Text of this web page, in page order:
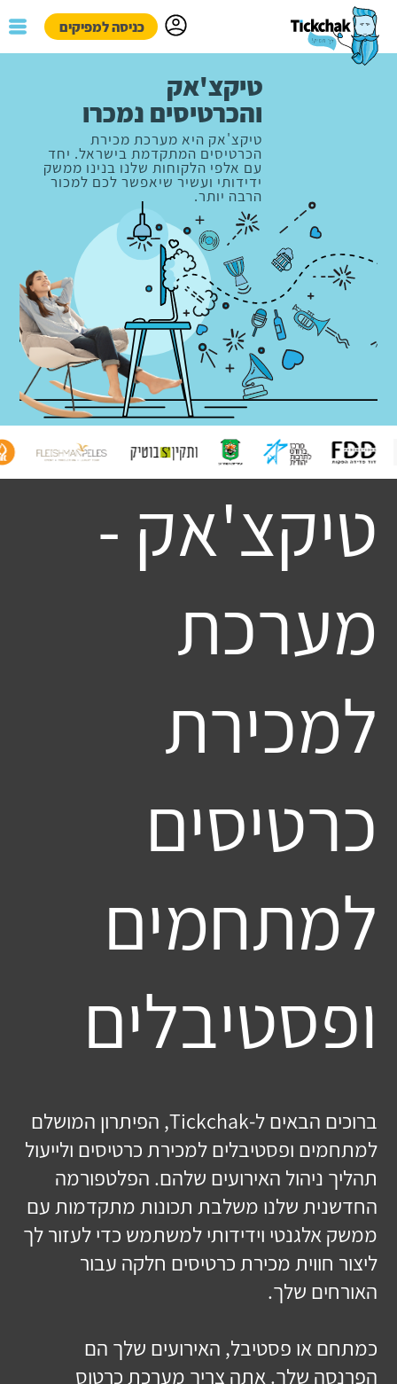
המשך פייסבוק גוגל
כניסה למפיקים
טיקצ'אק
והכרטיסים נמכרו
טיקצ'אק היא מערכת מכירת
הכרטיסים המתקדמת בישראל. יחד
עם אלפי הלקוחות שלנו בנינו ממשק
ידידותי ועשיר שיאפשר לכם למכור
הרבה יותר.
טיקצ'אק
והכרטיסים נמכרו
טיקצ'אק היא מערכת מכירת
הכרטיסים המתקדמת בישראל. יחד
עם אלפי הלקוחות שלנו בנינו ממשק
ידידותי ועשיר שיאפשר לכם למכור
הרבה יותר.
טיקצ'אק -
מערכת
למכירת
כרטיסים
למתחמים
ופסטיבלים
ברוכים הבאים ל-Tickchak, הפיתרון המושלם
למתחמים ופסטיבלים למכירת כרטיסים ולייעול
תהליך ניהול האירועים שלהם. הפלטפורמה
החדשנית שלנו משלבת תכונות מתקדמות עם
ממשק אלגנטי וידידותי למשתמש כדי לעזור לך
ליצור חווית מכירת כרטיסים חלקה עבור
האורחים שלך.
כמתחם או פסטיבל, האירועים שלך הם
הפרנסה שלך. אתה צריך מערכת כרטוס